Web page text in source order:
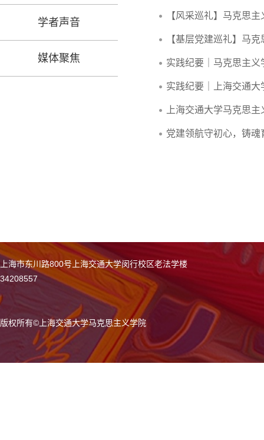
学者声音
媒体聚焦
【风采巡礼】马克思
【基层党建巡礼】马
实践纪要｜马克思主
实践纪要｜上海交通大
上海交通大学马克思
党建领航守初心，铸
上海市东川路800号上海交通大学闵行校区老法学楼
34208557
版权所有© 上海交通大学马克思主义学院